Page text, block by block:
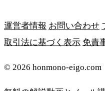
運営者情報 お問い合わせ
取引法に基づく表示 免責
© 2026 honmono-eigo.com